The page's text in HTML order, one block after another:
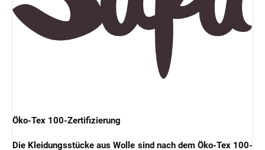
Öko-Tex 100-Zertifizierung
Die Kleidungsstücke aus Wolle sind nach dem Öko-Tex 100-